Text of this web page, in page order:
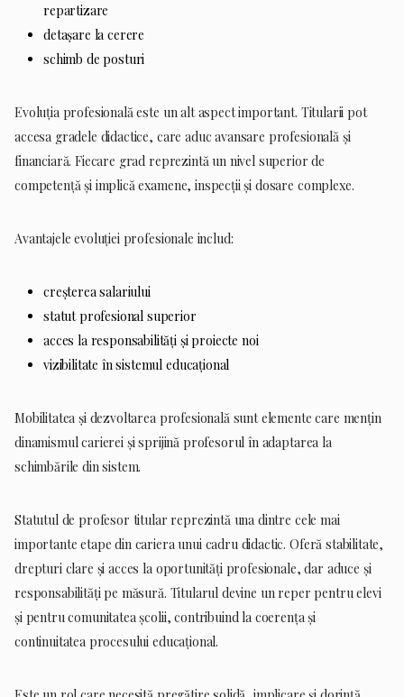
repartizare
detașare la cerere
schimb de posturi
Evoluția profesională este un alt aspect important. Titularii pot
accesa gradele didactice, care aduc avansare profesională și
financiară. Fiecare grad reprezintă un nivel superior de
competență și implică examene, inspecții și dosare complexe.
Avantajele evoluției profesionale includ:
creșterea salariului
statut profesional superior
acces la responsabilități și proiecte noi
vizibilitate în sistemul educațional
Mobilitatea și dezvoltarea profesională sunt elemente care mențin
dinamismul carierei și sprijină profesorul în adaptarea la
schimbările din sistem.
Statutul de profesor titular reprezintă una dintre cele mai
importante etape din cariera unui cadru didactic. Oferă stabilitate,
drepturi clare și acces la oportunități profesionale, dar aduce și
responsabilități pe măsură. Titularul devine un reper pentru elevi
și pentru comunitatea școlii, contribuind la coerența și
continuitatea procesului educațional.